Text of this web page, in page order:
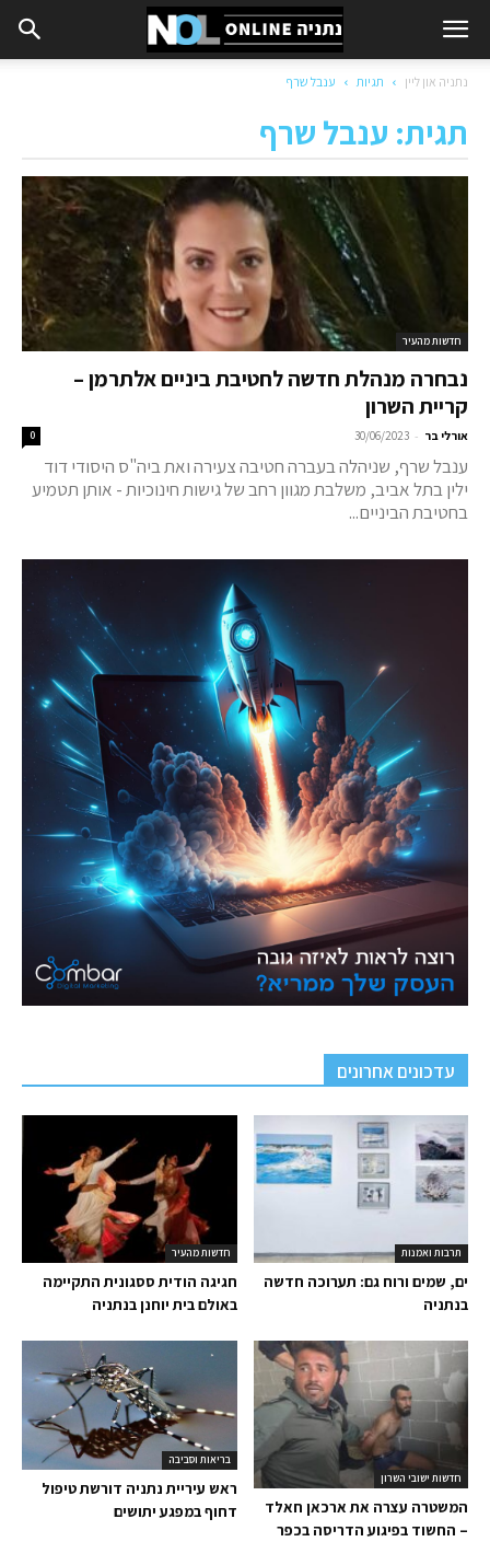
נתניה און ליין תגיות ענבל שרף
תגית: ענבל שרף
חדשות מהעיר
נבחרה מנהלת חדשה לחטיבת ביניים אלתרמן –
קריית השרון
אורלי בר -
30/06/2023
0
ענבל שרף, שניהלה בעברה חטיבה צעירה ואת ביה"ס היסודי דוד
ילין בתל אביב, משלבת מגוון רחב של גישות חינוכיות - אותן תטמיע
בחטיבת הביניים...
עדכונים אחרונים
חדשות מהעיר
חגיגה הודית ססגונית התקיימה
באולם בית יוחנן בנתניה
תרבות ואמנות
ים, שמים ורוח גם: תערוכה חדשה
בנתניה
בריאות וסביבה
ראש עיריית נתניה דורשת טיפול
דחוף במפגע יתושים
חדשות ישובי השרון
המשטרה עצרה את ארכאן חאלד
– החשוד בפיגוע הדריסה בכפר